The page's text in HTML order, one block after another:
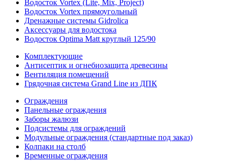
Водосток Vortex (Lite, Mix, Project)
Водосток Vortex прямоугольный
Дренажные системы Gidrolica
Аксессуары для водостока
Водосток Optima Matt круглый 125/90
Комплектующие
Антисептик и огнебиозащита древесины
Вентиляция помещений
Грядочная система Grand Line из ДПК
Ограждения
Панельные ограждения
Заборы жалюзи
Подсистемы для ограждений
Модульные ограждения (стандартные под заказ)
Колпаки на столб
Временные ограждения